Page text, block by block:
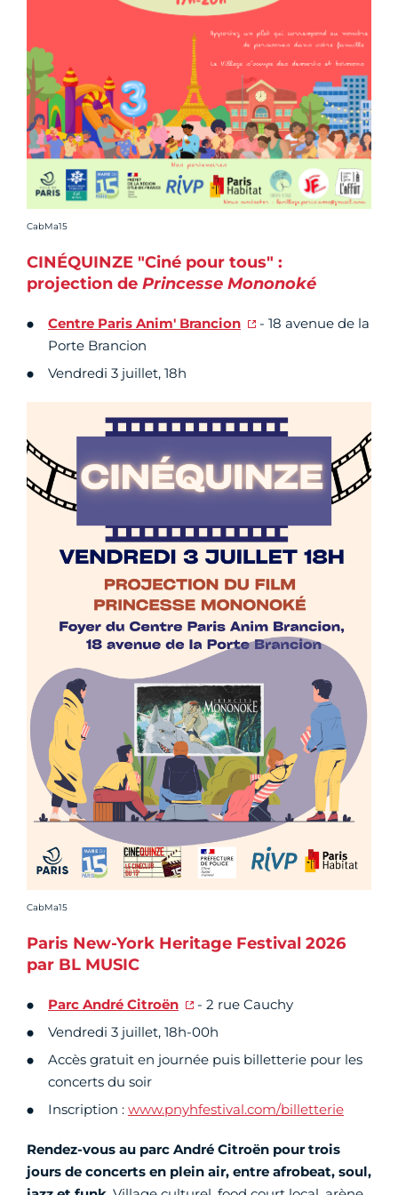
Crédit photo :
CabMa15
CINÉQUINZE "Ciné pour tous" :
projection de Princesse Mononoké
Centre Paris Anim' Brancion
- 18 avenue de la
Porte Brancion
Vendredi 3 juillet, 18h
Crédit photo :
CabMa15
Paris New-York Heritage Festival 2026
par BL MUSIC
Parc André Citroën
- 2 rue Cauchy
Vendredi 3 juillet, 18h-00h
Accès gratuit en journée puis billetterie pour les
concerts du soir
Inscription : www.pnyhfestival.com/billetterie
Rendez-vous au parc André Citroën pour trois
jours de concerts en plein air, entre afrobeat, soul,